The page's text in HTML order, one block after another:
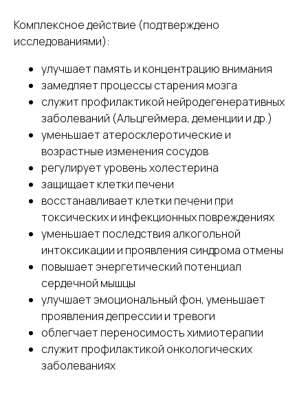
Комплексное действие (подтверждено
исследованиями):
улучшает память и концентрацию внимания
замедляет процессы старения мозга
служит профилактикой нейродегенеративных
заболеваний (Альцгеймера, деменции и др.)
уменьшает атеросклеротические и
возрастные изменения сосудов
регулирует уровень холестерина
защищает клетки печени
восстанавливает клетки печени при
токсических и инфекционных повреждениях
уменьшает последствия алкогольной
интоксикации и проявления синдрома отмены
повышает энергетический потенциал
сердечной мышцы
улучшает эмоциональный фон, уменьшает
проявления депрессии и тревоги
облегчает переносимость химиотерапии
служит профилактикой онкологических
заболеваниях